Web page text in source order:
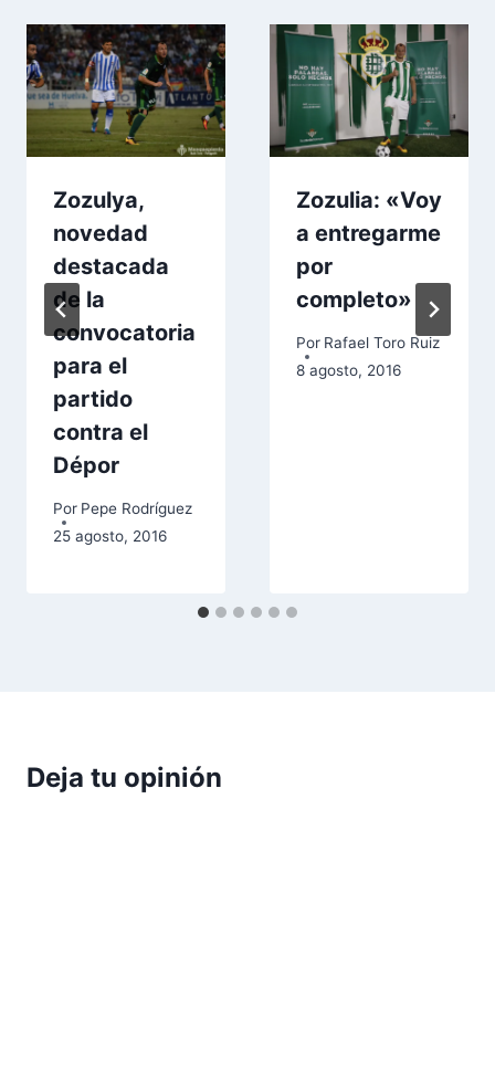
Zozulya,
novedad
destacada
de la
convocatoria
para el
partido
contra el
Dépor
Por Pepe Rodríguez
25 agosto, 2016
Zozulia: «Voy
a entregarme
por
completo»
Por Rafael Toro Ruiz
8 agosto, 2016
Deja tu opinión